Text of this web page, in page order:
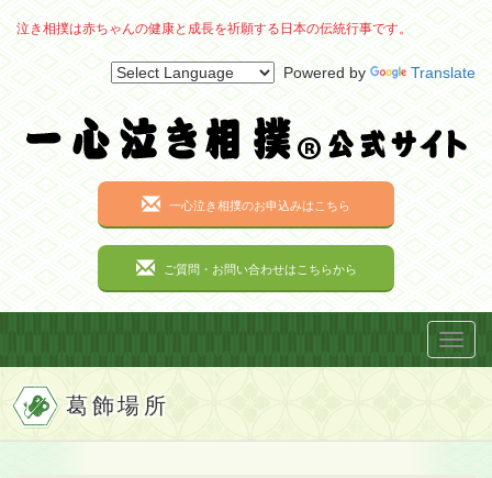
泣き相撲は赤ちゃんの健康と成長を祈願する日本の伝統行事です。
Powered by Translate
一心泣き相撲のお申込みはこちら
ご質問・お問い合わせはこちらから
葛飾場所